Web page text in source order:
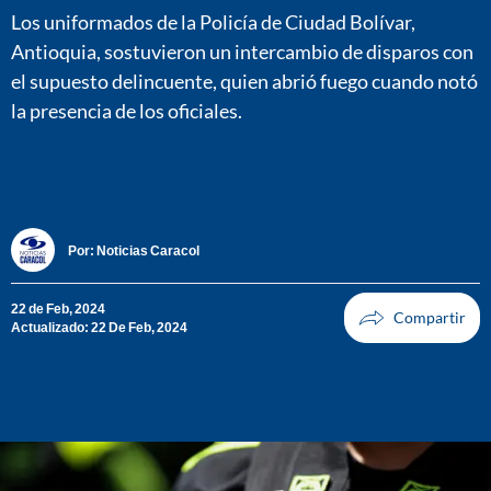
Los uniformados de la Policía de Ciudad Bolívar,
Antioquia, sostuvieron un intercambio de disparos con
el supuesto delincuente, quien abrió fuego cuando notó
la presencia de los oficiales.
Por: Noticias Caracol
22 de Feb, 2024
Actualizado: 22 De Feb, 2024